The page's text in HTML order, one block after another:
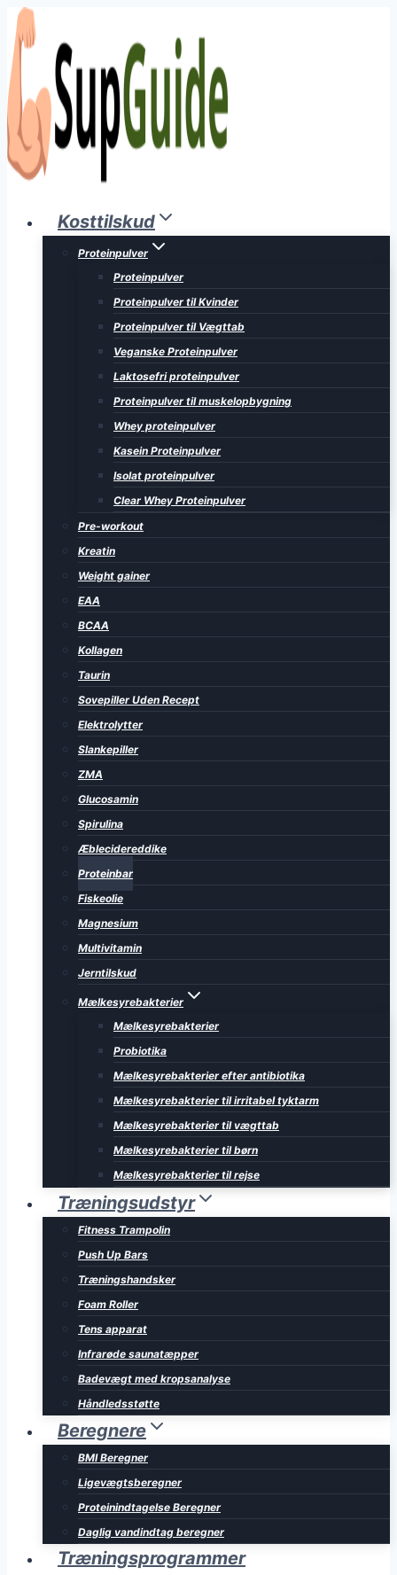
Fortsæt
til
indhold
Kosttilskud
Proteinpulver
Proteinpulver
Proteinpulver til Kvinder
Proteinpulver til Vægttab
Veganske Proteinpulver
Laktosefri proteinpulver
Proteinpulver til muskelopbygning
Whey proteinpulver
Kasein Proteinpulver
Isolat proteinpulver
Clear Whey Proteinpulver
Pre-workout
Kreatin
Weight gainer
EAA
BCAA
Kollagen
Taurin
Sovepiller Uden Recept
Elektrolytter
Slankepiller
ZMA
Glucosamin
Spirulina
Æblecidereddike
Proteinbar
Fiskeolie
Magnesium
Multivitamin
Jerntilskud
Mælkesyrebakterier
Mælkesyrebakterier
Probiotika
Mælkesyrebakterier efter antibiotika
Mælkesyrebakterier til irritabel tyktarm
Mælkesyrebakterier til vægttab
Mælkesyrebakterier til børn
Mælkesyrebakterier til rejse
Træningsudstyr
Fitness Trampolin
Push Up Bars
Træningshandsker
Foam Roller
Tens apparat
Infrarøde saunatæpper
Badevægt med kropsanalyse
Håndledsstøtte
Beregnere
BMI Beregner
Ligevægtsberegner
Proteinindtagelse Beregner
Daglig vandindtag beregner
Træningsprogrammer